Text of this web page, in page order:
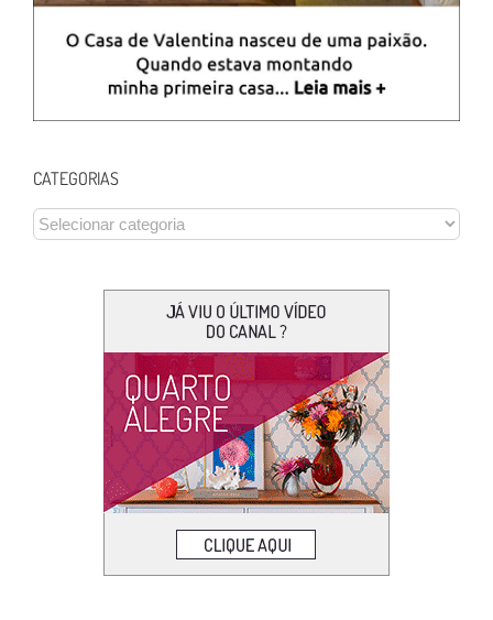
CATEGORIAS
CATEGORIAS